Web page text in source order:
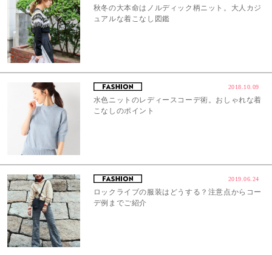
秋冬の大本命はノルディック柄ニット。大人カジ
ュアルな着こなし図鑑
2018.10.09
水色ニットのレディースコーデ術。おしゃれな着
こなしのポイント
2019.06.24
ロックライブの服装はどうする？注意点からコー
デ例までご紹介